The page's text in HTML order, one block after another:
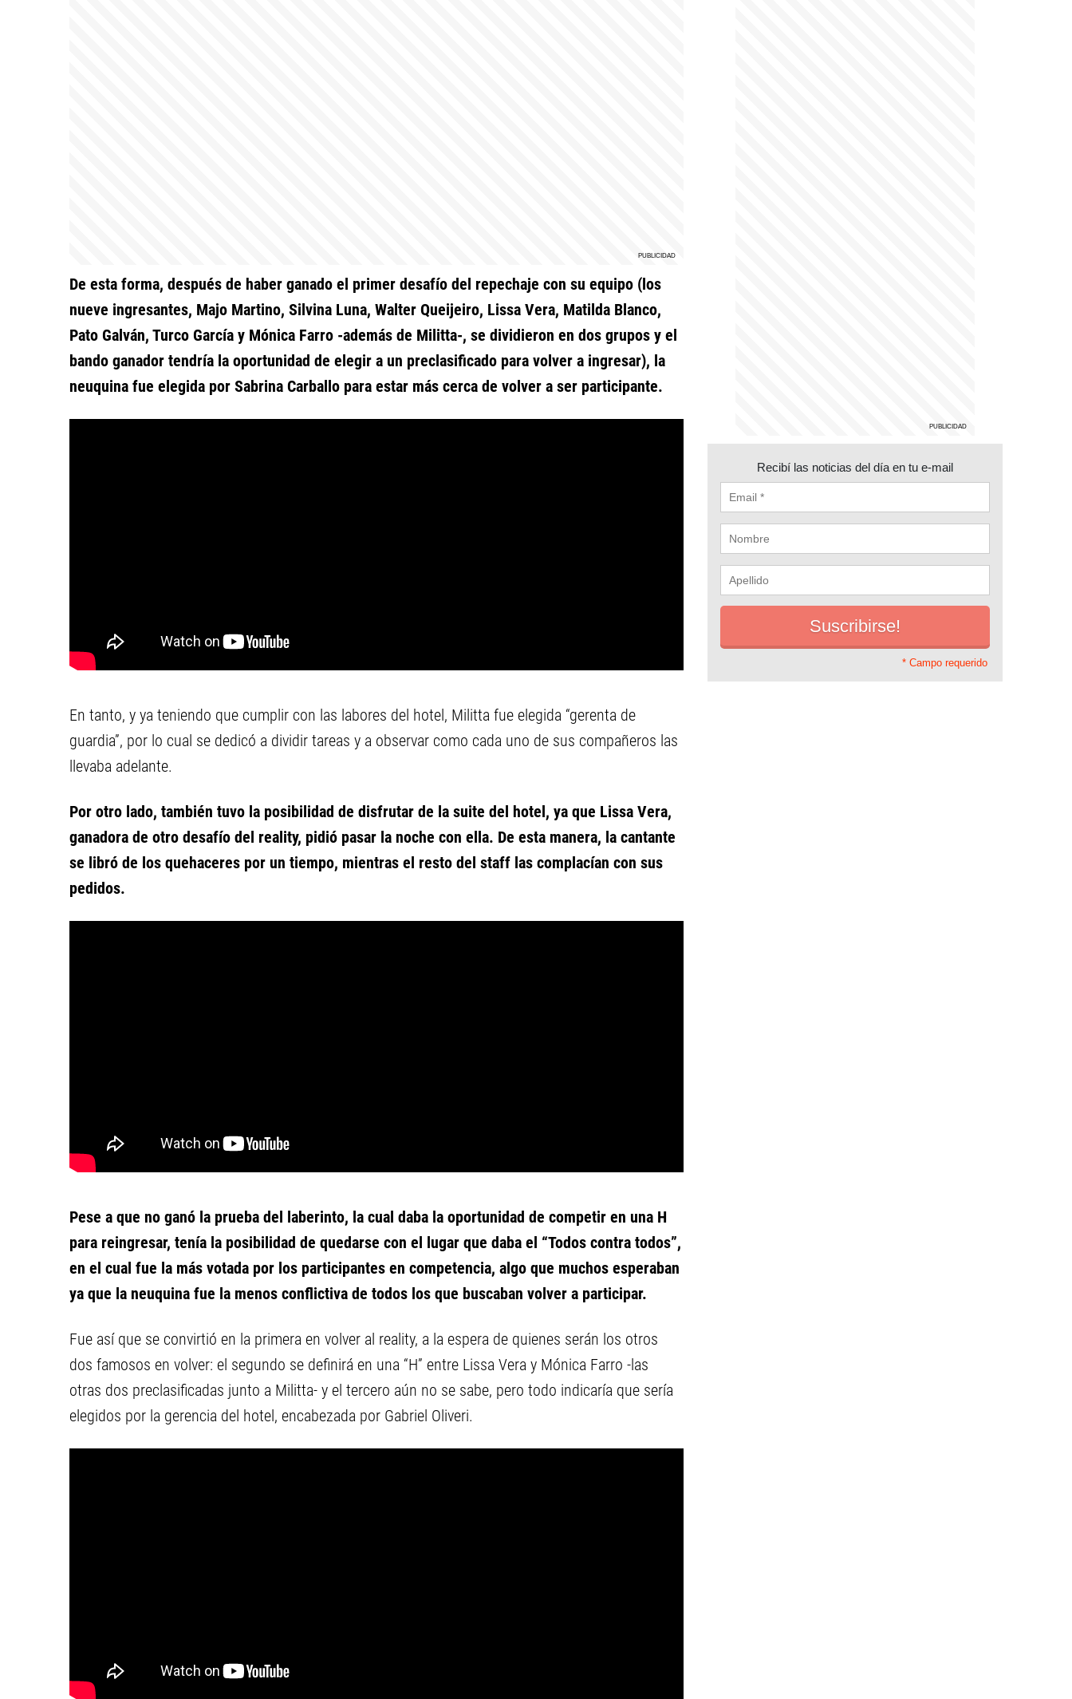
De esta forma, después de haber ganado el primer desafío del repechaje con su equipo (los
nueve ingresantes, Majo Martino, Silvina Luna, Walter Queijeiro, Lissa Vera, Matilda Blanco,
Pato Galván, Turco García y Mónica Farro -además de Militta-, se dividieron en dos grupos y el
bando ganador tendría la oportunidad de elegir a un preclasificado para volver a ingresar), la
neuquina fue elegida por Sabrina Carballo para estar más cerca de volver a ser participante.
En tanto, y ya teniendo que cumplir con las labores del hotel, Militta fue elegida “gerenta de
guardia”, por lo cual se dedicó a dividir tareas y a observar como cada uno de sus compañeros las
llevaba adelante.
Por otro lado, también tuvo la posibilidad de disfrutar de la suite del hotel, ya que Lissa Vera,
ganadora de otro desafío del reality, pidió pasar la noche con ella. De esta manera, la cantante
se libró de los quehaceres por un tiempo, mientras el resto del staff las complacían con sus
pedidos.
Pese a que no ganó la prueba del laberinto, la cual daba la oportunidad de competir en una H
para reingresar, tenía la posibilidad de quedarse con el lugar que daba el “Todos contra todos”,
en el cual fue la más votada por los participantes en competencia, algo que muchos esperaban
ya que la neuquina fue la menos conflictiva de todos los que buscaban volver a participar.
Fue así que se convirtió en la primera en volver al reality, a la espera de quienes serán los otros
dos famosos en volver: el segundo se definirá en una “H” entre Lissa Vera y Mónica Farro -las
otras dos preclasificadas junto a Militta- y el tercero aún no se sabe, pero todo indicaría que sería
elegidos por la gerencia del hotel, encabezada por Gabriel Oliveri.
Recibí las noticias del día en tu e-mail
* Campo requerido